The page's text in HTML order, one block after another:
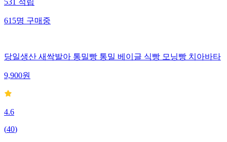
531적립
615명구매중
당일생산 새싹발아 통밀빵 통밀 베이글 식빵 모닝빵 치아바타
9,900원
4.6
(40)